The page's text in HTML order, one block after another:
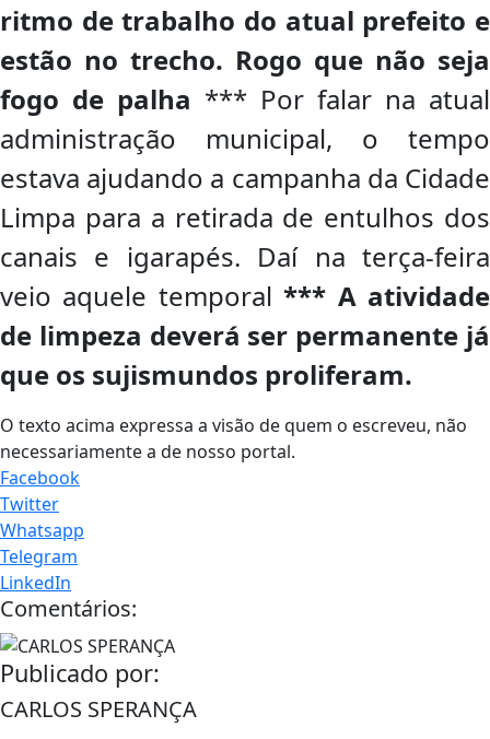
ritmo de trabalho do atual prefeito e
estão no trecho. Rogo que não seja
fogo de palha *** Por falar na atual
administração municipal, o tempo
estava ajudando a campanha da Cidade
Limpa para a retirada de entulhos dos
canais e igarapés. Daí na terça-feira
veio aquele temporal*** A atividade
de limpeza deverá ser permanente já
que os sujismundos proliferam.
O texto acima expressa a visão de quem o escreveu, não
necessariamente a de nosso portal.
Facebook
Twitter
Whatsapp
Telegram
LinkedIn
Comentários:
Publicado por:
CARLOS SPERANÇA